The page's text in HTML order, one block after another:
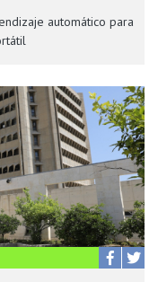
automático para